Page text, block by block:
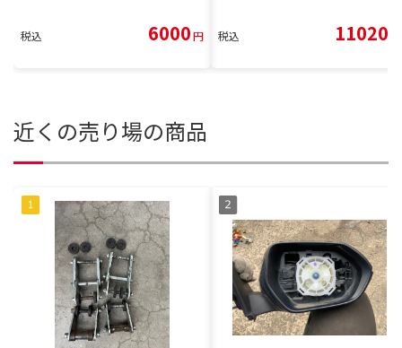
税込 6000円 税込 11020
近くの売り場の商品